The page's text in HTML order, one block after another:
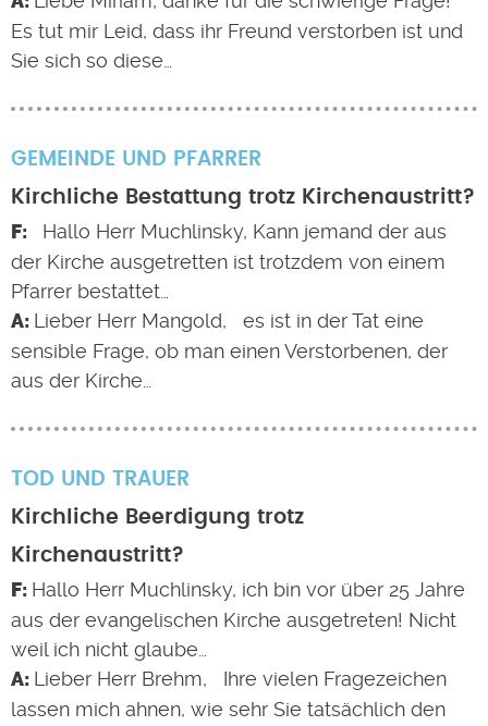
Es tut mir Leid, dass ihr Freund verstorben ist und
Sie sich so diese…
GEMEINDE UND PFARRER
Kirchliche Bestattung trotz Kirchenaustritt?
Hallo Herr Muchlinsky, Kann jemand der aus
der Kirche ausgetretten ist trotzdem von einem
Pfarrer bestattet…
Lieber Herr Mangold, es ist in der Tat eine
sensible Frage, ob man einen Verstorbenen, der
aus der Kirche…
TOD UND TRAUER
Kirchliche Beerdigung trotz
Kirchenaustritt?
Hallo Herr Muchlinsky, ich bin vor über 25 Jahre
aus der evangelischen Kirche ausgetreten! Nicht
weil ich nicht glaube…
Lieber Herr Brehm, Ihre vielen Fragezeichen
lassen mich ahnen, wie sehr Sie tatsächlich den